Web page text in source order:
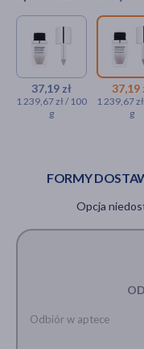
Hit
37,19 zł
1 239,67 zł / 100
g
37,19
1 239,67
g
FORMY
Opcja
Odbiór w aptece